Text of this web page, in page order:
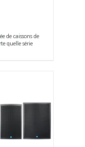
de caissons de
quelle série